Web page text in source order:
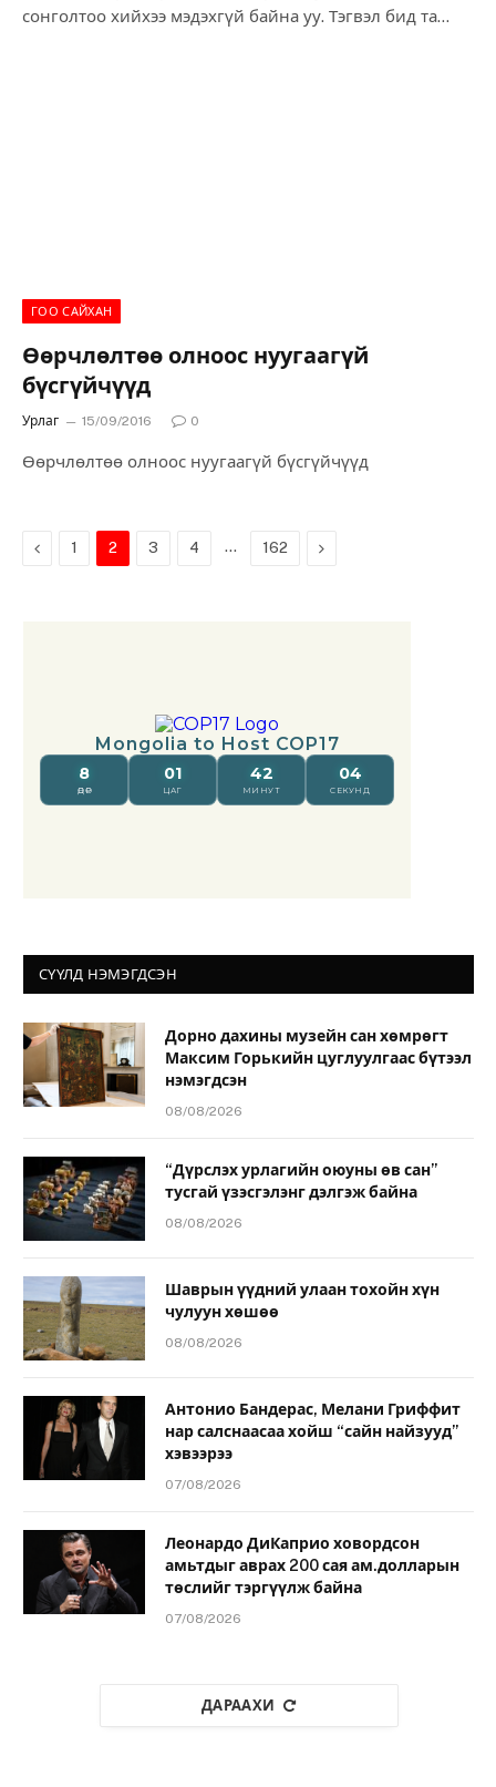
сонголтоо хийхээ мэдэхгүй байна уу. Тэгвэл бид та
ГОО САЙХАН
Өөрчлөлтөө олноос нуугаагүй
бүсгүйчүүд
Урлаг 15/09/2016 0
Өөрчлөлтөө олноос нуугаагүй бүсгүйчүүд
Previous
1 2 3 4 … 162 Next
СҮҮЛД НЭМЭГДСЭН
Дорно дахины музейн сан хөмрөгт
Максим Горькийн цуглуулгаас бүтээл
нэмэгдсэн
08/08/2026
“Дүрслэх урлагийн оюуны өв сан”
тусгай үзэсгэлэнг дэлгэж байна
08/08/2026
Шаврын үүдний улаан тохойн хүн
чулуун хөшөө
08/08/2026
Антонио Бандерас, Мелани Гриффит
нар салснаасаа хойш “сайн найзууд”
хэвээрээ
07/08/2026
Леонардо ДиКаприо ховордсон
амьтдыг аврах 200 сая ам.долларын
төслийг тэргүүлж байна
07/08/2026
ДАРААХИ